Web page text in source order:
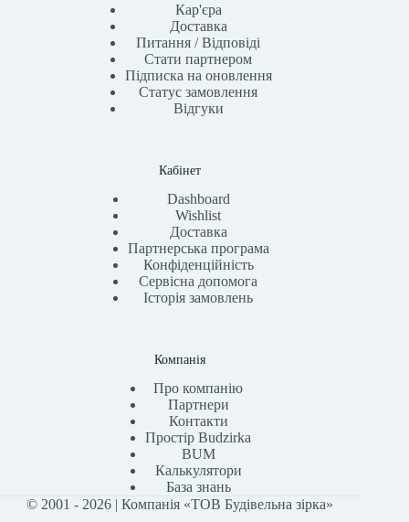
Кар'єра
Доставка
Питання / Відповіді
Стати партнером
Підписка на оновлення
Статус замовлення
Відгуки
Кабінет
Dashboard
Wishlist
Доставка
Партнерська програма
Конфіденційність
Сервісна допомога
Історія замовлень
Компанія
Про компанію
Партнери
Контакти
Простір Budzirka
BUM
Калькулятори
База знань
© 2001 - 2026 | Компанія «ТОВ Будівельна зірка»